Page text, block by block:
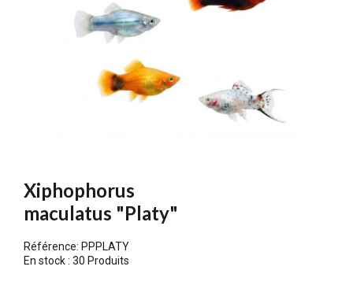
Xiphophorus
maculatus "Platy"
Référence: PPPLATY
En stock : 30 Produits